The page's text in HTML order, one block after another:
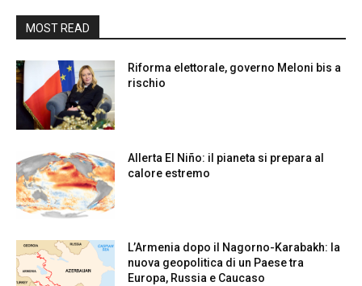
MOST READ
Riforma elettorale, governo Meloni bis a
rischio
Allerta El Niño: il pianeta si prepara al
calore estremo
L’Armenia dopo il Nagorno-Karabakh: la
nuova geopolitica di un Paese tra
Europa, Russia e Caucaso